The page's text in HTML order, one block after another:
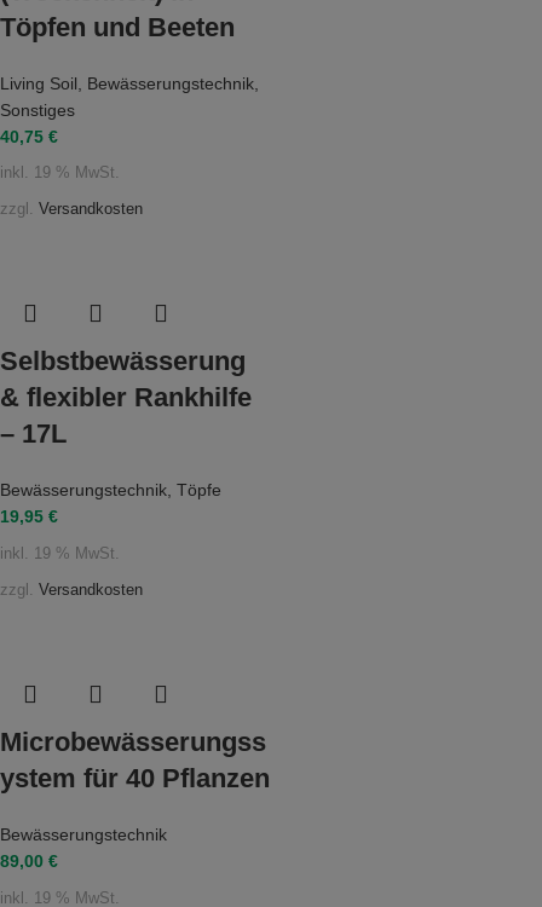
Töpfen und Beeten
Living Soil Bewässerungstechnik
Sonstiges
40,75 €
inkl. 19 % MwSt.
zzgl. Versandkosten
Selbstbewässerung
& flexibler Rankhilfe
– 17L
Bewässerungstechnik, Töpfe
19,95 €
inkl. 19 % MwSt.
zzgl. Versandkosten
Microbewässerungss
ystem für 40 Pflanzen
Bewässerungstechnik
89,00 €
inkl. 19 % MwSt.